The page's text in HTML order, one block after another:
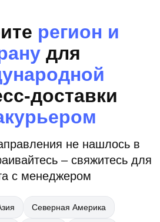
регион и
для
доставки
не нашлось в
– свяжитесь для
с менеджером
Северная Америка